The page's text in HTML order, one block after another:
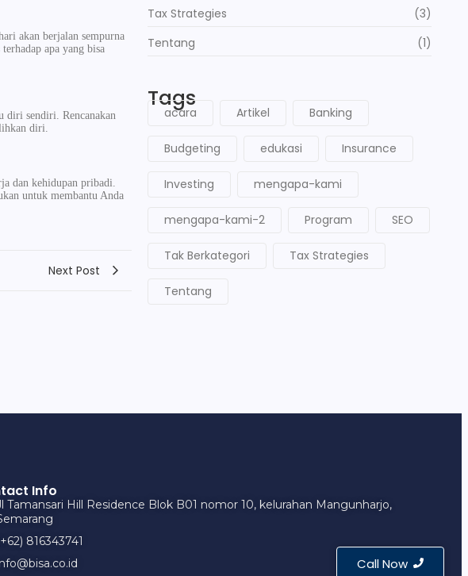
akan berjalan sempurna
apa yang bisa
diri sendiri. Rencanakan
diri.
dan kehidupan pribadi.
untuk membantu Anda
Next Post
Tax Strategies
(3)
Tentang
(1)
Tags
acara Artikel Banking
Budgeting edukasi Insurance
Investing mengapa-kami
mengapa-kami-2 Program SEO
Tak Berkategori Tax Strategies
Tentang
Info
Tamansari Hill Residence Blok B01 nomor 10, kelurahan Mangunharjo,
816343741
Call Now